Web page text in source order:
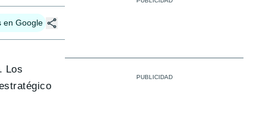
en Google
Los